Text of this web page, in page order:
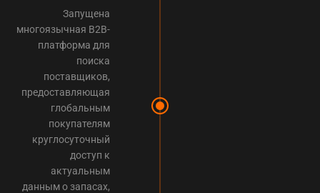
Запущена
многоязычная B2B-
платформа для
поиска
поставщиков,
предоставляющая
глобальным
покупателям
круглосуточный
доступ к
актуальным
данным о запасах,